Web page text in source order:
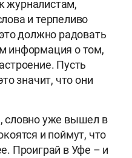
журналистам,
и терпеливо
должно радовать
информация о том,
Пусть
значит, что они
словно уже вышел в
и поймут, что
Проиграй в Уфе – и